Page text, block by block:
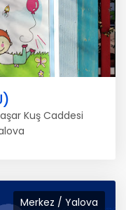
Kuş Caddesi
Merkez / Yalova